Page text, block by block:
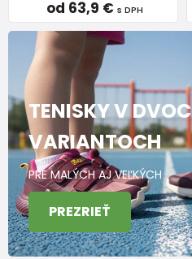
od 63,9 € s DPH
TENISKY V
VARIANTOCH
PRE MALÝCH AJ VEĽKÝCH
PREZRIEŤ